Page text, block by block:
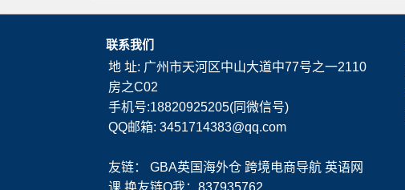
联系我们
地 址: 广州市天河区中山大道中77号之一2110
房之C02
手机号:18820925205(同微信号)
QQ邮箱: 3451714383@qq.com
友链： GBA英国海外仓 跨境电商导航 英语网